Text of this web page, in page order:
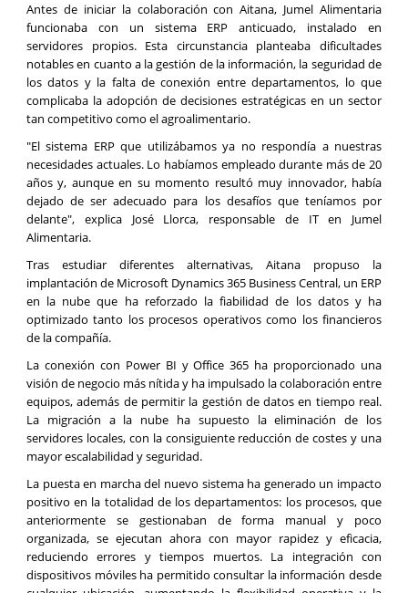
Antes de iniciar la colaboración con Aitana, Jumel Alimentaria
funcionaba con un sistema ERP anticuado, instalado en
servidores propios. Esta circunstancia planteaba dificultades
notables en cuanto a la gestión de la información, la seguridad de
los datos y la falta de conexión entre departamentos, lo que
complicaba la adopción de decisiones estratégicas en un sector
tan competitivo como el agroalimentario.
"El sistema ERP que utilizábamos ya no respondía a nuestras
necesidades actuales. Lo habíamos empleado durante más de 20
años y, aunque en su momento resultó muy innovador, había
dejado de ser adecuado para los desafíos que teníamos por
delante", explica José Llorca, responsable de IT en Jumel
Alimentaria.
Tras estudiar diferentes alternativas, Aitana propuso la
implantación de Microsoft Dynamics 365 Business Central, un ERP
en la nube que ha reforzado la fiabilidad de los datos y ha
optimizado tanto los procesos operativos como los financieros
de la compañía.
La conexión con Power BI y Office 365 ha proporcionado una
visión de negocio más nítida y ha impulsado la colaboración entre
equipos, además de permitir la gestión de datos en tiempo real.
La migración a la nube ha supuesto la eliminación de los
servidores locales, con la consiguiente reducción de costes y una
mayor escalabilidad y seguridad.
La puesta en marcha del nuevo sistema ha generado un impacto
positivo en la totalidad de los departamentos: los procesos, que
anteriormente se gestionaban de forma manual y poco
organizada, se ejecutan ahora con mayor rapidez y eficacia,
reduciendo errores y tiempos muertos. La integración con
dispositivos móviles ha permitido consultar la información desde